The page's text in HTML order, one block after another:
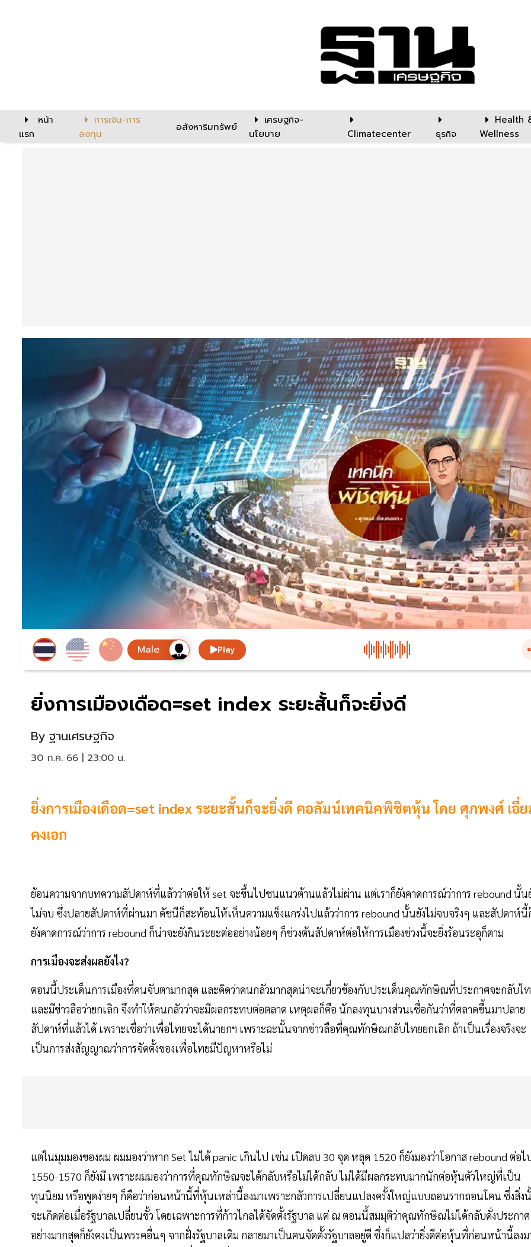
หน้า
แรก
การเงิน-การ
ลงทุน
อสังหาริมทรัพย์
เศรษฐกิจ-
นโยบาย
Climatecenter ธุรกิจ
Health
Wellness
Play
ยิ่งการเมืองเดือด=set index ระยะสั้นก็จะยิ่งดี
By ฐานเศรษฐกิจ
30 ก.ค. 66 | 23:00 น.
ยิ่งการเมืองเดือด=set index ระยะสั้นก็จะยิ่งดี คอลัมน์เทคนิคพิชิตหุ้น โดย ศุภพงศ์ เอี่
คงเอก
ย้อนความจากบทความสัปดาห์ที่แล้วว่าต่อให้ set จะขึ้นไปชนแนวต้านแล้วไม่ผ่าน แต่เราก็ยังคาดการณ์ว่าการ rebound นั้น
ไม่จบ ซึ่งปลายสัปดาห์ที่ผ่านมา ดัชนีก็สะท้อนให้เห็นความแข็งแกร่งไปแล้วว่าการ rebound นั้นยังไม่จบจริงๆ และสัปดาห์นี้
ยังคาดการณ์ว่าการ rebound ก็น่าจะยังกินระยะต่ออย่างน้อยๆ ก็ช่วงต้นสัปดาห์ต่อให้การเมืองช่วงนี้จะยิ่งร้อนระอุก็ตาม
การเมืองจะส่งผลยังไง?
ตอนนี้ประเด็นการเมืองที่คนจับตามากสุด และคิดว่าคนกลัวมากสุดน่าจะเกี่ยวข้องกับประเด็นคุณทักษิณที่ประกาศจะกลับไ
และมีข่าวลือว่ายกเลิก จึงทำให้คนกลัวว่าจะมีผลกระทบต่อตลาด เหตุผลก็คือ นักลงทุนบางส่วนเชื่อกันว่าที่ตลาดขึ้นมาปลาย
สัปดาห์ที่แล้วได้ เพราะเชื่อว่าเพื่อไทยจะได้นายกฯ เพราะฉะนั้นจากข่าวลือที่คุณทักษิณกลับไทยยกเลิก ถ้าเป็นเรื่องจริงจะ
เป็นการส่งสัญญาณว่าการจัดตั้งของเพื่อไทยมีปัญหาหรือไม่
แต่ในมุมมองของผม ผมมองว่าหาก Set ไม่ได้ panic เกินไป เช่น เปิดลบ 30 จุด หลุด 1520 ก็ยังมองว่าโอกาส rebound ต่อไ
1550-1570 ก็ยังมี เพราะผมมองว่าการที่คุณทักษิณจะได้กลับหรือไม่ได้กลับ ไม่ได้มีผลกระทบมากนักต่อหุ้นตัวใหญ่ที่เป็น
ทุนนิยม หรือพูดง่ายๆ ก็คือว่าก่อนหน้านี้ที่หุ้นเหล่านี้ลงมาเพราะกลัวการเปลี่ยนแปลงครั้งใหญ่แบบถอนรากถอนโคน ซึ่งสิ่ง
จะเกิดต่อเมื่อรัฐบาลเปลี่ยนขั้ว โดยเฉพาะการที่ก้าวไกลได้จัดตั้งรัฐบาล แต่ ณ ตอนนี้สมมุติว่าคุณทักษิณไม่ได้กลับดั่งประกาศ
อย่างมากสุดก็ยังคงเป็นพรรคอื่นๆ จากฝั่งรัฐบาลเดิม กลายมาเป็นคนจัดตั้งรัฐบาลอยู่ดี ซึ่งก็แปลว่ายิ่งดีต่อหุ้นที่ก่อนหน้านี้ลงม